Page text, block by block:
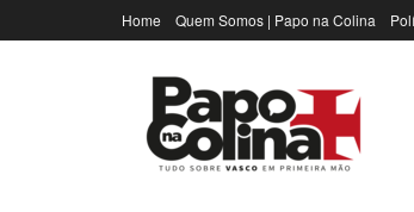
Home Quem Somos | Papo na Colina